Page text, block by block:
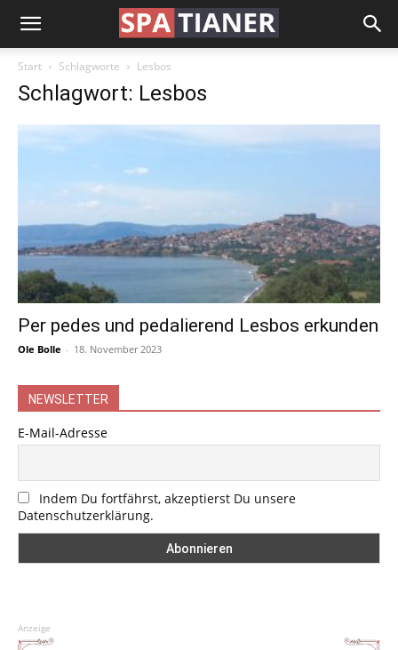
Start Schlagworte Lesbos
Schlagwort: Lesbos
Per pedes und pedalierend Lesbos erkunden
Ole Bolle - 18. November 2023
NEWSLETTER
E-Mail-Adresse
Indem Du fortfährst, akzeptierst Du unsere
Datenschutzerklärung.
Anzeige